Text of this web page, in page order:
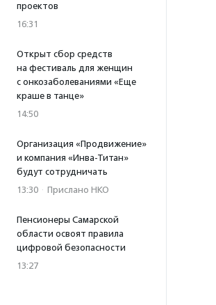
проектов
16:31
Открыт сбор средств
на фестиваль для женщин
с онкозаболеваниями «Еще
краше в танце»
14:50
Организация «Продвижение»
и компания «Инва-Титан»
будут сотрудничать
13:30 · Прислано НКО
Пенсионеры Самарской
области освоят правила
цифровой безопасности
13:27